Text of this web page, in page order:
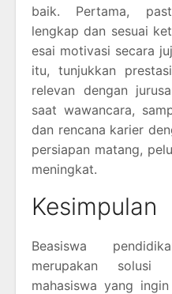
baik. Pertama,
lengkap dan sesuai
esai motivasi secara
itu, tunjukkan
relevan dengan
saat wawancara,
dan rencana karier
persiapan matang,
meningkat.
Kesimpulan
Beasiswa
merupakan
mahasiswa yang